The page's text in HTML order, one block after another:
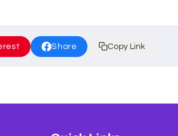
Share Copy Link